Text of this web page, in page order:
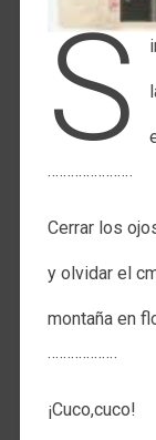
S
¨¨¨¨¨¨¨¨¨¨¨
Cerrar los
y olvidar el
montaña en
¨¨¨¨¨¨¨¨¨
¡Cuco,cuco!